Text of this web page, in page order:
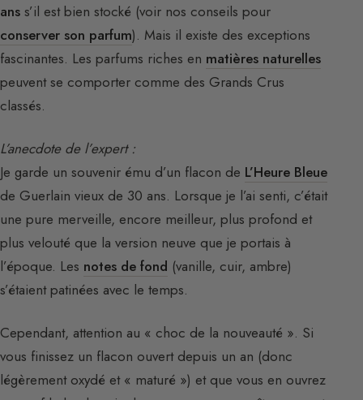
ans s’il est bien stocké (voir nos conseils pour
conserver son parfum). Mais il existe des exceptions
fascinantes. Les parfums riches en matières naturelles
peuvent se comporter comme des Grands Crus
classés.
L’anecdote de l’expert :
Je garde un souvenir ému d’un flacon de L’Heure Bleue
de Guerlain vieux de 30 ans. Lorsque je l’ai senti, c’était
une pure merveille, encore meilleur, plus profond et
plus velouté que la version neuve que je portais à
l’époque. Les notes de fond (vanille, cuir, ambre)
s’étaient patinées avec le temps.
Cependant, attention au « choc de la nouveauté ». Si
vous finissez un flacon ouvert depuis un an (donc
légèrement oxydé et « maturé ») et que vous en ouvrez